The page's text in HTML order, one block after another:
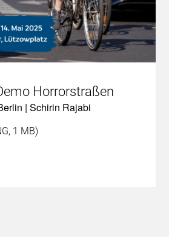
Horrorstraßen
| Schirin Rajabi
1 MB)